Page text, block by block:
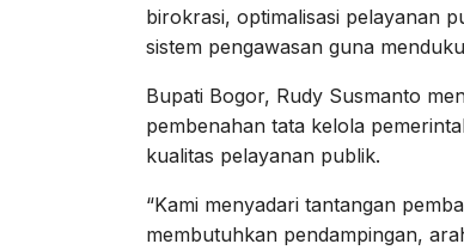
birokrasi, optimalisasi pelayanan
sistem pengawasan guna
Bupati Bogor, Rudy Susmanto
pembenahan tata kelola
kualitas pelayanan publik.
“Kami menyadari tantangan
membutuhkan pendampingan,